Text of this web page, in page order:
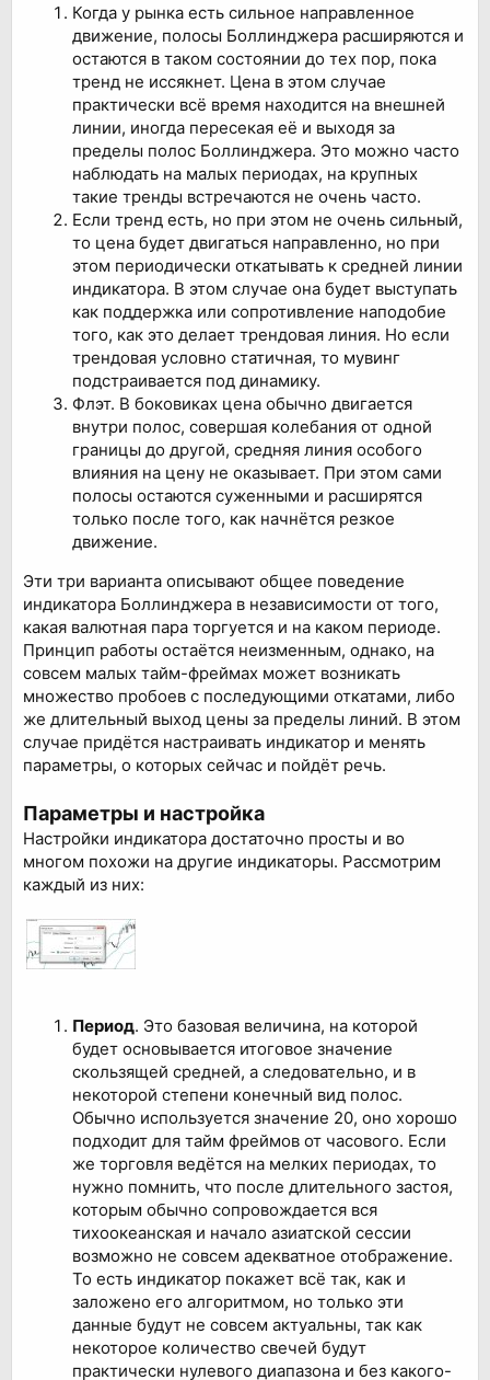
Когда у рынка есть сильное направленное
движение, полосы Боллинджера расширяются и
остаются в таком состоянии до тех пор, пока
тренд не иссякнет. Цена в этом случае
практически всё время находится на внешней
линии, иногда пересекая её и выходя за
пределы полос Боллинджера. Это можно часто
наблюдать на малых периодах, на крупных
такие тренды встречаются не очень часто.
Если тренд есть, но при этом не очень сильный,
то цена будет двигаться направленно, но при
этом периодически откатывать к средней линии
индикатора. В этом случае она будет выступать
как поддержка или сопротивление наподобие
того, как это делает трендовая линия. Но если
трендовая условно статичная, то мувинг
подстраивается под динамику.
Флэт. В боковиках цена обычно двигается
внутри полос, совершая колебания от одной
границы до другой, средняя линия особого
влияния на цену не оказывает. При этом сами
полосы остаются суженными и расширятся
только после того, как начнётся резкое
движение.
Эти три варианта описывают общее поведение
индикатора Боллинджера в независимости от того,
какая валютная пара торгуется и на каком периоде.
Принцип работы остаётся неизменным, однако, на
совсем малых тайм-фреймах может возникать
множество пробоев с последующими откатами, либо
же длительный выход цены за пределы линий. В этом
случае придётся настраивать индикатор и менять
параметры, о которых сейчас и пойдёт речь.
Параметры и настройка
Настройки индикатора достаточно просты и во
многом похожи на другие индикаторы. Рассмотрим
каждый из них:
Период. Это базовая величина, на которой
будет основывается итоговое значение
скользящей средней, а следовательно, и в
некоторой степени конечный вид полос.
Обычно используется значение 20, оно хорошо
подходит для тайм фреймов от часового. Если
же торговля ведётся на мелких периодах, то
нужно помнить, что после длительного застоя,
которым обычно сопровождается вся
тихоокеанская и начало азиатской сессии
возможно не совсем адекватное отображение.
То есть индикатор покажет всё так, как и
заложено его алгоритмом, но только эти
данные будут не совсем актуальны, так как
некоторое количество свечей будут
практически нулевого диапазона и без какого-